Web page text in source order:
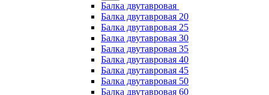
Балка двутавровая
Балка двутавровая 20
Балка двутавровая 25
Балка двутавровая 30
Балка двутавровая 35
Балка двутавровая 40
Балка двутавровая 45
Балка двутавровая 50
Балка двутавровая 60